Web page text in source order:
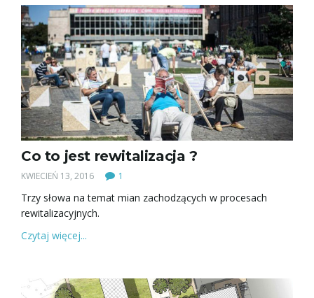
n
a
Co to jest rewitalizacja ?
KWIECIEŃ 13, 2016 1
Trzy słowa na temat mian zachodzących w procesach
rewitalizacyjnych.
Czytaj więcej...